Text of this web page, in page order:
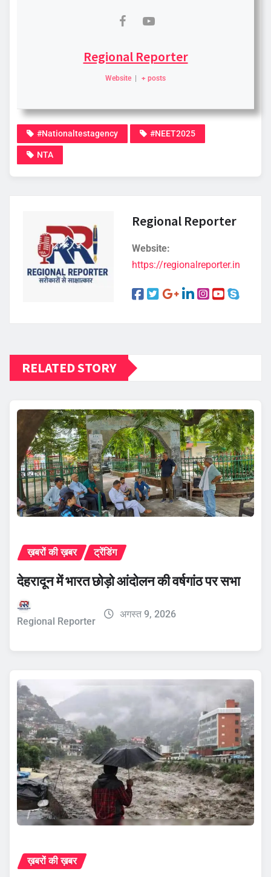
Regional Reporter
Website + posts
#Nationaltestagency #NEET2025
NTA
Regional Reporter
Website:
https://regionalreporter.in
RELATED STORY
ख़बरों की ख़बर ट्रेंडिंग
देहरादून में भारत छोड़ो आंदोलन की वर्षगांठ पर सभा
Regional Reporter
अगस्त 9, 2026
ख़बरों की ख़बर